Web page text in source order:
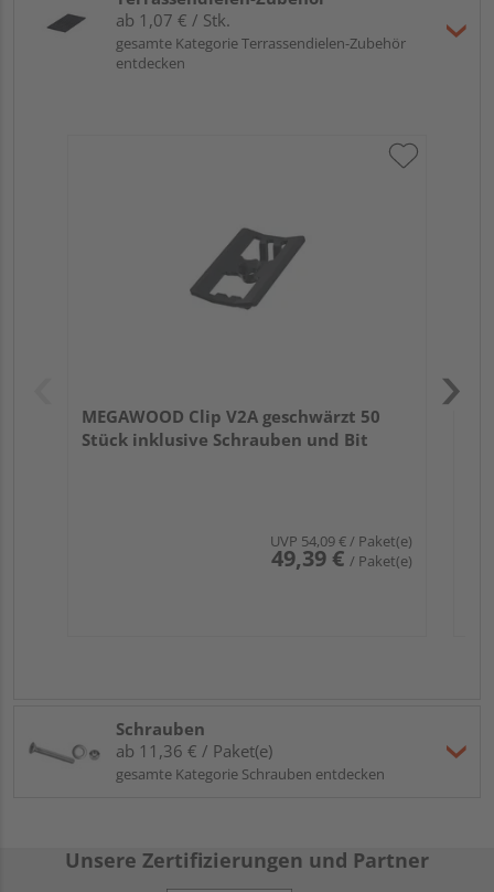
ab 1,07 € / Stk.
gesamte Kategorie Terrassendielen-Zubehör
entdecken
MEGAWOOD Clip V2A geschwärzt 50
Stück inklusive Schrauben und Bit
UVP 54,09 €/ Paket(e)
49,39 € / Paket(e)
Schrauben
ab 11,36 € / Paket(e)
gesamte Kategorie Schrauben entdecken
Unsere Zertifizierungen und Partner